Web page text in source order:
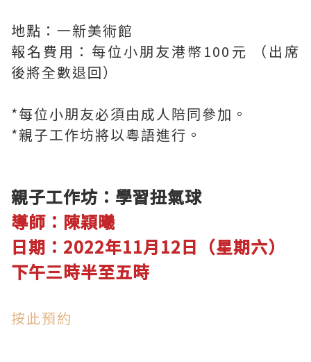
地點：一新美術館
報名費用：每位小朋友港幣100元 （出席
後將全數退回）
*每位小朋友必須由成人陪同參加。
*親子工作坊將以粵語進行。
親子工作坊：學習扭氣球
導師：陳穎曦
日期：2022年11月12日（星期六）​
下午三時半至五時
按此預約